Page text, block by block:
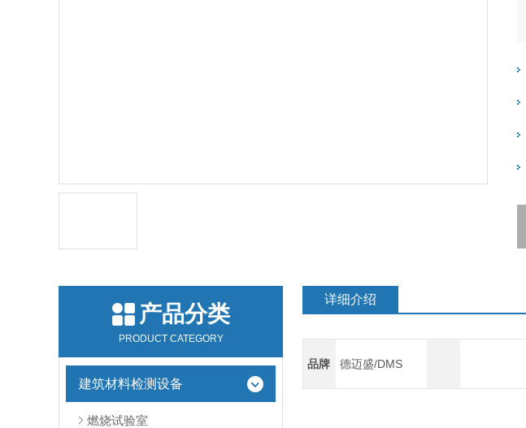
产品分类
PRODUCT CATEGORY
建筑材料检测设备
燃烧试验室
详细介绍
品牌 德迈盛/DMS